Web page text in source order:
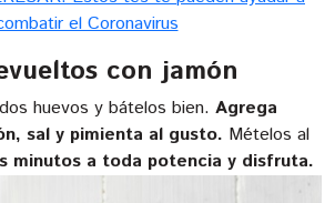
el Coronavirus
con jamón
huevos y bátelos bien. Agrega
sal y pimienta al gusto. Mételos al
minutos a toda potencia y disfruta.